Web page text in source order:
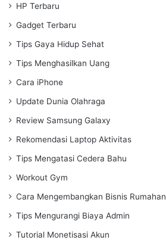
HP Terbaru
Gadget Terbaru
Tips Gaya Hidup Sehat
Tips Menghasilkan Uang
Cara iPhone
Update Dunia Olahraga
Review Samsung Galaxy
Rekomendasi Laptop Aktivitas
Tips Mengatasi Cedera Bahu
Workout Gym
Cara Mengembangkan Bisnis Rumahan
Tips Mengurangi Biaya Admin
Tutorial Monetisasi Akun